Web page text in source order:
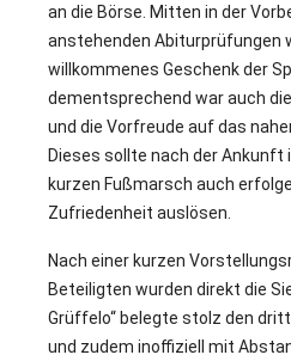
an die Börse. Mitten in der
anstehenden Abiturprüfungen
willkommenes Geschenk der
dementsprechend war auch
und die Vorfreude auf das
Dieses sollte nach der
kurzen Fußmarsch auch
Zufriedenheit auslösen.
Nach einer kurzen
Beteiligten wurden direkt die
Grüffelo“ belegte stolz den
und zudem inoffiziell mit